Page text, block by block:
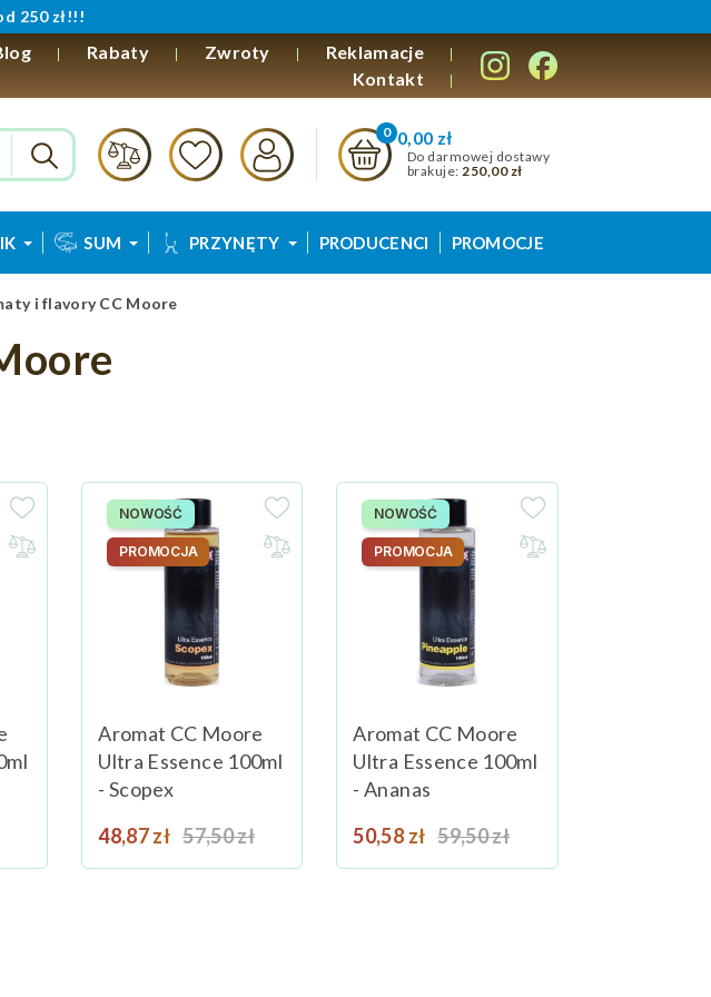
250 zł!!!
Rabaty Zwroty
Reklamacje
Kontakt
0,00 zł
Do darmowej dostawy
brakuje:250,00 zł
SUM PRZYNĘTY PRODUCENCI PROMOCJE
i flavory CC Moore
Aromat CC Moore
Ultra Essence 100ml
- Scopex
Cena
48,87 zł Cena podstawowa
57,50 zł
NOWOŚĆ
PROMOCJA
Aromat CC Moore
Ultra Essence 100ml
- Ananas
Cena
50,58 zł Cena podstawowa
59,50 zł
NOWOŚĆ
PROMOCJA